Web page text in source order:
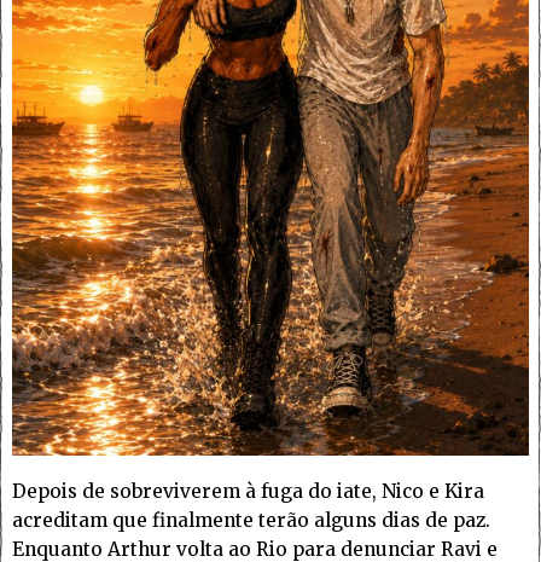
Depois de sobreviverem à fuga do iate, Nico e Kira
acreditam que finalmente terão alguns dias de paz.
Enquanto Arthur volta ao Rio para denunciar Ravi e